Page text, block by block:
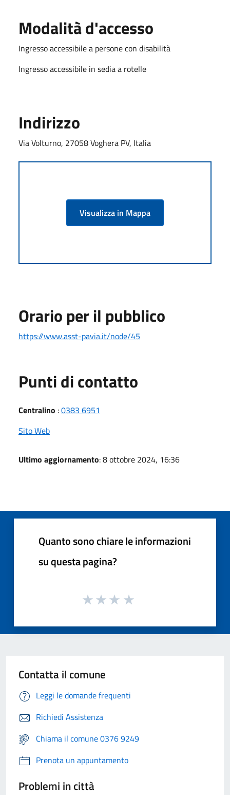
Modalità d'accesso
Ingresso accessibile a persone con disabilità
Ingresso accessibile in sedia a rotelle
Indirizzo
Via Volturno, 27058 Voghera PV, Italia
Visualizza in Mappa
Orario per il pubblico
https://www.asst-pavia.it/node/45
Punti di contatto
Centralino :0383 6951
Sito Web
Ultimo aggiornamento: 8 ottobre 2024, 16:36
Quanto sono chiare le informazioni
su questa pagina?
Contatta il comune
Leggi le domande frequenti
Richiedi Assistenza
Chiama il comune 0376 9249
Prenota un appuntamento
Problemi in città